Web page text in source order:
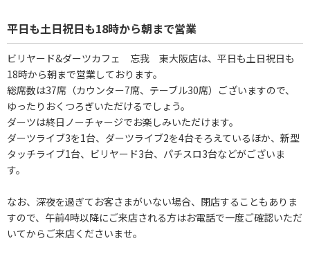
平日も土日祝日も18時から朝まで営業
ビリヤード&ダーツカフェ 忘我 東大阪店は、平日も土日祝日も
18時から朝まで営業しております。
総席数は37席（カウンター7席、テーブル30席）ございますので、
ゆったりおくつろぎいただけるでしょう。
ダーツは終日ノーチャージでお楽しみいただけます。
ダーツライブ3を1台、ダーツライブ2を4台そろえているほか、新型
タッチライブ1台、ビリヤード3台、パチスロ3台などがございま
す。
なお、深夜を過ぎてお客さまがいない場合、閉店することもありま
すので、午前4時以降にご来店される方はお電話で一度ご確認いただ
いてからご来店くださいませ。